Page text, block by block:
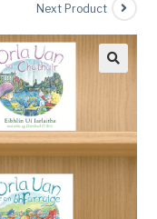
Next Product